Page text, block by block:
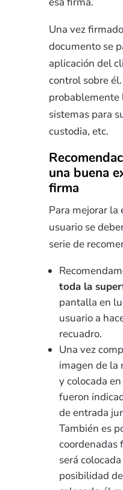
Una vez
documento se
aplicación del
control sobre
probablemente
sistemas para
custodia, etc.
una buena
firma
Para mejorar la
usuario se
serie de
toda la
pantalla en
usuario a
recuadro.
Una vez
imagen de la
y colocada
fueron
de entrada
También es
coordenadas
será
posibilidad